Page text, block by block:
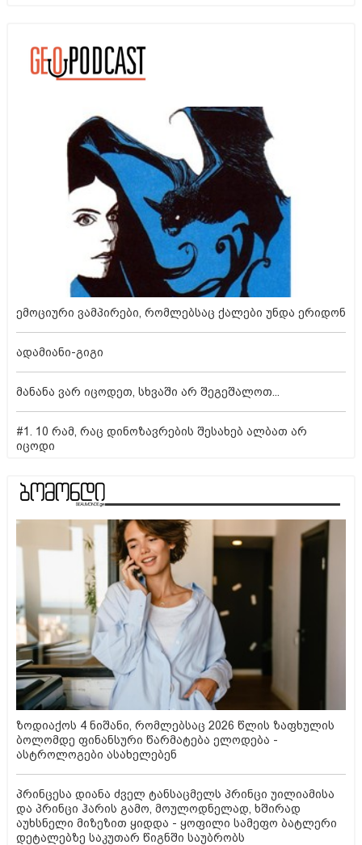
ემოციური ვამპირები, რომლებსაც ქალები უნდა ერიდონ
ადამიანი-გიგი
მანანა ვარ იცოდეთ, სხვაში არ შეგეშალოთ...
#1. 10 რამ, რაც დინოზავრების შესახებ ალბათ არ
იცოდი
ზოდიაქოს 4 ნიშანი, რომლებსაც 2026 წლის ზაფხულის
ბოლომდე ფინანსური წარმატება ელოდება -
ასტროლოგები ასახელებენ
პრინცესა დიანა ძველ ტანსაცმელს პრინცი უილიამისა
და პრინცი ჰარის გამო, მოულოდნელად, ხშირად
აუხსნელი მიზეზით ყიდდა - ყოფილი სამეფო ბატლერი
დეტალებზე საკუთარ წიგნში საუბრობს